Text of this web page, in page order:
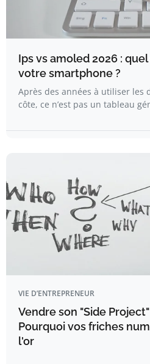
Ips vs amoled 2026 :
votre smartphone ?
Après des années à utiliser les
côte, ce n’est pas un tableau
VIE D’ENTREPRENEUR
Vendre son "Side
Pourquoi vos friches
l'or